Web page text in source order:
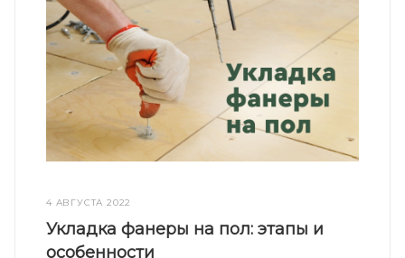
4 АВГУСТА 2022
Укладка фанеры на пол: этапы и
особенности